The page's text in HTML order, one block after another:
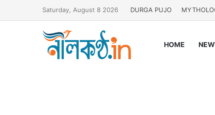
Saturday, August 8 2026 DURGA PUJO
HOME